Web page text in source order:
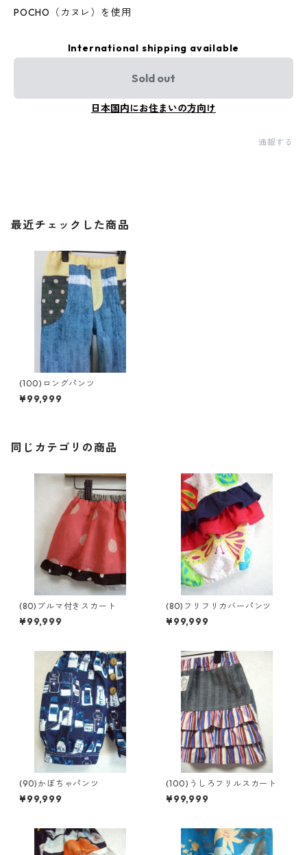
POCHO（カヌレ）を使用
International shipping available
Sold out
日本国内にお住まいの方向け
通報する
最近チェックした商品
(100)ロングパンツ
¥99,999
同じカテゴリの商品
(80)ブルマ付きスカート
¥99,999
(80)フリフリカバーパンツ
¥99,999
(90)かぼちゃパンツ
¥99,999
(100)うしろフリルスカート
¥99,999